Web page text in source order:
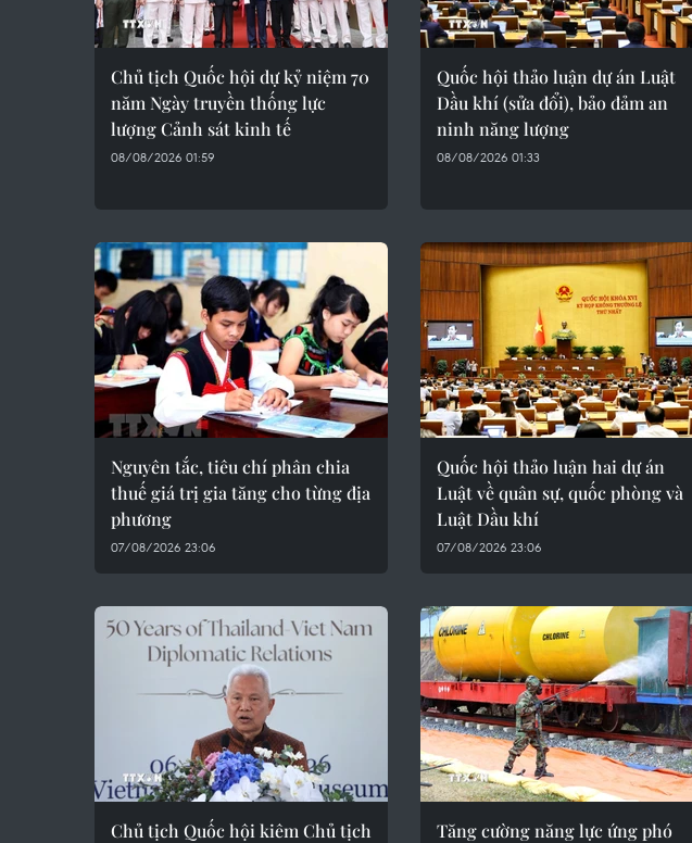
Chủ tịch Quốc hội dự kỷ niệm 70
năm Ngày truyền thống lực
lượng Cảnh sát kinh tế
08/08/2026 01:59
Quốc hội thảo luận dự án Luật
Dầu khí (sửa đổi), bảo đảm an
ninh năng lượng
08/08/2026 01:33
Nguyên tắc, tiêu chí phân chia
thuế giá trị gia tăng cho từng địa
phương
07/08/2026 23:06
Quốc hội thảo luận hai dự án
Luật về quân sự, quốc phòng và
Luật Dầu khí
07/08/2026 23:06
Chủ tịch Quốc hội kiêm Chủ tịch
Tăng cường năng lực ứng phó